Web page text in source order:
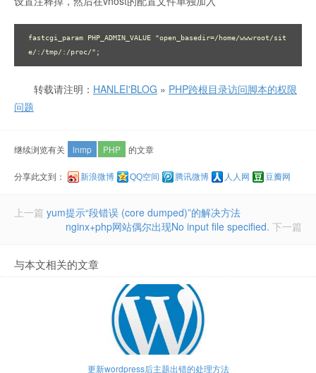
fastcgi_param PHP_ADMIN_VALUE "open_basedir=/home/wwwroot/sit
转载请注明： HANLEI'BLOG » PHP跨根目录访问脚本的权限
问题
继续浏览有关 lnmp PHP 的文章
分享此文到： 新浪微博 QQ空间 腾讯微博 人人网 豆瓣网
上一篇 yum提示“段错误 (core dumped)”的解决方法
nginx+php网站偶尔出现No input file specified. 下一篇
与本文相关的文章
更新wordpress后主题出错的处理方法